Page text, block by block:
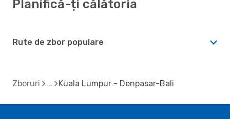
Planifică-ți călătoria
Rute de zbor populare
Zboruri Kuala Lumpur - Denpasar-Bali